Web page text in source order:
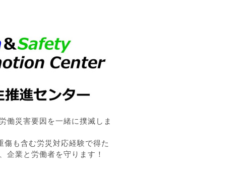
働災害要因を一緒に撲滅しま
も含む労災対応経験で得た
企業と労働者を守ります！